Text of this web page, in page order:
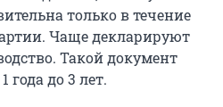
только в течение
Чаще декларируют
Такой документ
года до 3 лет.